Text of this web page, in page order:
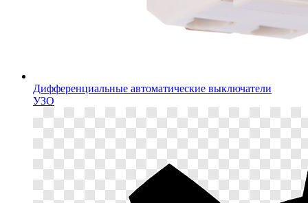
Дифференциальные автоматические выключатели
УЗО